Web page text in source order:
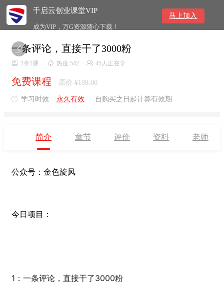
千启云创业课堂VIP
成为VIP，万G资源随心下载！
马上加入

一条评论，直接干了3000粉
 1章1课  热度 542  45人正在学
免费课程 原价 ¥199.00
 学习时效 : 永久有效 自购买之日起计算有效期
简介 章节 评价 资料 老师
公众号：金色旋风
今日项目：
1： 一条评论，直接干了3000粉